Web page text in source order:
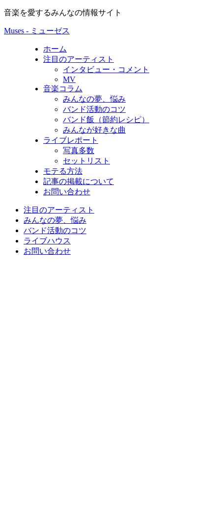
音楽を愛するみんなの情報サイト
Muses - ミューゼス
ホーム
注目のアーティスト
インタビュー・コメント
MV
音楽コラム
みんなの夢、悩み
バンド活動のコツ
バンド飯（節約レシピ）
みんなが好きな曲
ライブレポート
写真多数
セットリスト
モテる方法
記事の掲載について
お問い合わせ
注目のアーティスト
みんなの夢、悩み
バンド活動のコツ
ライブハウス
お問い合わせ